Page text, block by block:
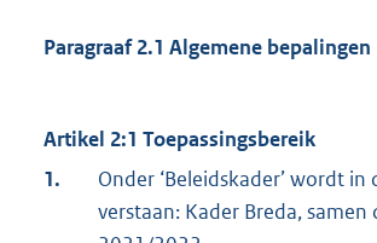
Paragraaf 2.1 Algemene bepalingen
Artikel 2:1 Toepassingsbereik
1.
Onder ‘Beleidskader’ wordt
verstaan: Kader Breda, samen